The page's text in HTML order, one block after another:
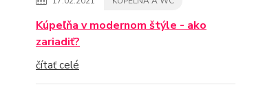
Kúpeľňa v modernom štýle - ako
zariadiť?
čítať celé